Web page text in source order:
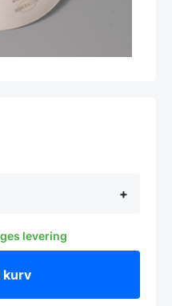
+
levering
kurv